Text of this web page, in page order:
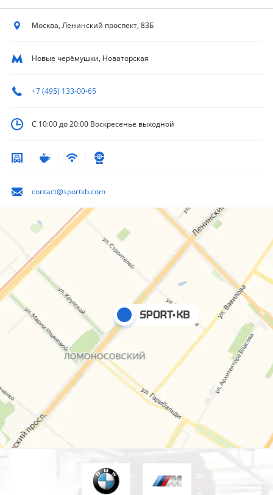
Москва, Ленинский проспект, 83Б
Новые черёмушки, Новаторская
+7 (495) 133-00-65
С 10:00 до 20:00 Воскресенье выходной
contact@sportkb.com